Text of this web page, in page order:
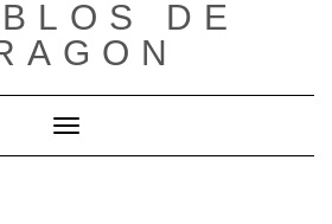
DE
Cambiar modo de navegación